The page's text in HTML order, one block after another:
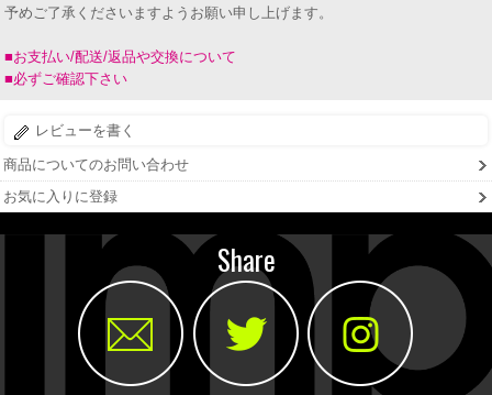
予めご了承くださいますようお願い申し上げます。
■お支払い/配送/返品や交換について
■必ずご確認下さい
レビューを書く
商品についてのお問い合わせ
お気に入りに登録
Share